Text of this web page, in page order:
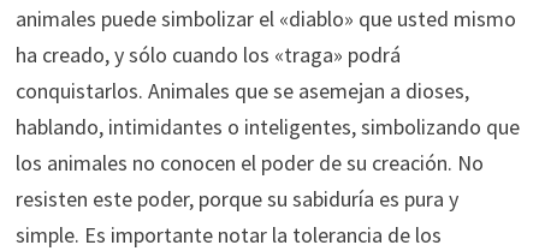
animales puede simbolizar el «diablo» que usted mismo
ha creado, y sólo cuando los «traga» podrá
conquistarlos. Animales que se asemejan a dioses,
hablando, intimidantes o inteligentes, simbolizando que
los animales no conocen el poder de su creación. No
resisten este poder, porque su sabiduría es pura y
simple. Es importante notar la tolerancia de los